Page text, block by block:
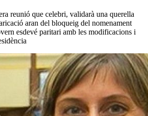
reunió que celebri, validarà una querella
aran del bloqueig del nomenament
esdevé paritari amb les modificacions i